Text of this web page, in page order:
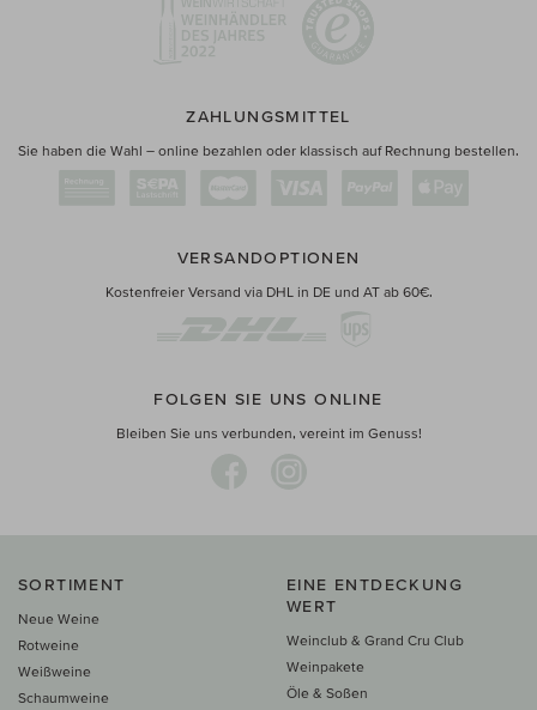
ZAHLUNGSMITTEL
Sie haben die Wahl – online bezahlen oder klassisch auf Rechnung bestellen.
VERSANDOPTIONEN
Kostenfreier Versand via DHL in DE und AT ab 60€.
FOLGEN SIE UNS ONLINE
Bleiben Sie uns verbunden, vereint im Genuss!
SORTIMENT
Neue Weine
Rotweine
Weißweine
Schaumweine
EINE ENTDECKUNG
WERT
Weinclub & Grand Cru Club
Weinpakete
Öle & Soßen